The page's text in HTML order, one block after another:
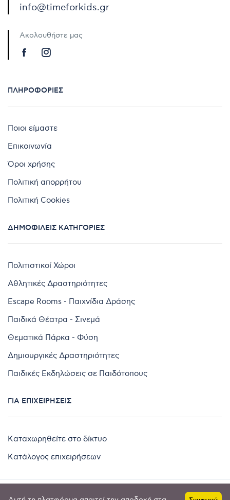
info@timeforkids.gr
Ακολουθήστε μας
ΠΛΗΡΟΦΟΡΊΕΣ
Ποιοι είμαστε
Επικοινωνία
Όροι χρήσης
Πολιτική απορρήτου
Πολιτική Cookies
ΔΗΜΟΦΙΛΕΊΣ ΚΑΤΗΓΟΡΊΕΣ
Πολιτιστικοί Χώροι
Αθλητικές Δραστηριότητες
Escape Rooms - Παιχνίδια Δράσης
Παιδικά Θέατρα - Σινεμά
Θεματικά Πάρκα - Φύση
Δημιουργικές Δραστηριότητες
Παιδικές Εκδηλώσεις σε Παιδότοπους
ΓΙΑ ΕΠΙΧΕΙΡΉΣΕΙΣ
Καταχωρηθείτε στο δίκτυο
Κατάλογος επιχειρήσεων